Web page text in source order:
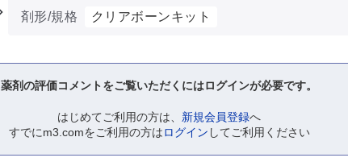
剤形/規格
クリアボーンキット
薬剤の評価コメントをご覧いただくにはログインが必要です。
はじめてご利用の方は、 新規会員登録へ
すでにm3.comをご利用の方はログイン してご利用ください